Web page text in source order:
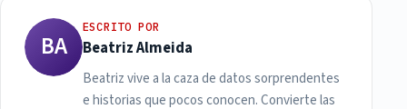
BA
ESCRITO POR
Beatriz Almeida
Beatriz vive a la caza de datos sorprendentes
e historias que pocos conocen. Convierte las